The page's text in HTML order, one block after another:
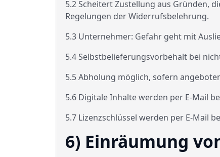
5.2 Scheitert Zustellung aus Gründen,
Regelungen der Widerrufsbelehrung.
5.3 Unternehmer: Gefahr geht mit
5.4 Selbstbelieferungsvorbehalt bei
5.5 Abholung möglich, sofern
5.6 Digitale Inhalte werden per E-Mail
5.7 Lizenzschlüssel werden per E-Mail
6) Einräumung